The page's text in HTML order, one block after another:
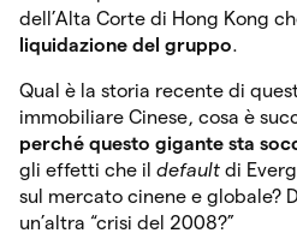
dell’Alta Corte di Hong Kong
liquidazione del gruppo.
Qual è la storia recente di
immobiliare Cinese, cosa è
perché questo gigante sta
gli effetti che il default di
sul mercato cinene e globale?
un’altra “crisi del 2008?”